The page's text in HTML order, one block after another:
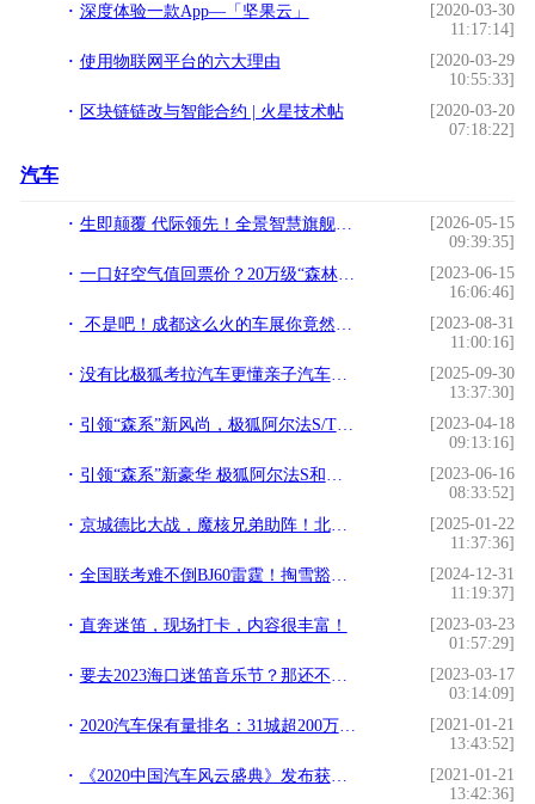
深度体验一款App—「坚果云」
[2020-03-30
11:17:14]
使用物联网平台的六大理由
[2020-03-29
10:55:33]
区块链链改与智能合约 | 火星技术帖
[2020-03-20
07:18:22]
汽车
生即颠覆 代际领先！全景智慧旗舰轻卡瑞驰C9正式上市
[2026-05-15
09:39:35]
一口好空气值回票价？20万级“森林座舱”消除中年焦虑
[2023-06-15
16:06:46]
不是吧！成都这么火的车展你竟然还没来看
[2023-08-31
11:00:16]
没有比极狐考拉汽车更懂亲子汽车的宝宝巴士啦～
[2025-09-30
13:37:30]
引领“森系”新风尚，极狐阿尔法S/T森林版亮相
[2023-04-18
09:13:16]
引领“森系”新豪华 极狐阿尔法S和阿尔法T森林版上市
[2023-06-16
08:33:52]
京城德比大战，魔核兄弟助阵！北汽男篮北京汽车品牌之夜高端宠粉！
[2025-01-22
11:37:36]
全国联考难不倒BJ60雷霆！掏雪豁沙战陡坡，猛字当头！
[2024-12-31
11:19:37]
直奔迷笛，现场打卡，内容很丰富！
[2023-03-23
01:57:29]
要去2023海口迷笛音乐节？那还不进来看攻略！！
[2023-03-17
03:14:09]
2020汽车保有量排名：31城超200万，普及度孰高孰低？
[2021-01-21
13:43:52]
《2020中国汽车风云盛典》发布获奖车型！你的爱车上榜了吗？
[2021-01-21
13:42:36]